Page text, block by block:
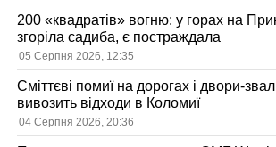
200 «квадратів» вогню: у горах на
згоріла садиба, є постраждала
05 Серпня 2026, 12:35
Сміттєві помиї на дорогах і двори-
вивозить відходи в Коломиї
04 Серпня 2026, 20:36